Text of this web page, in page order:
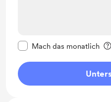
Mach das monatlich